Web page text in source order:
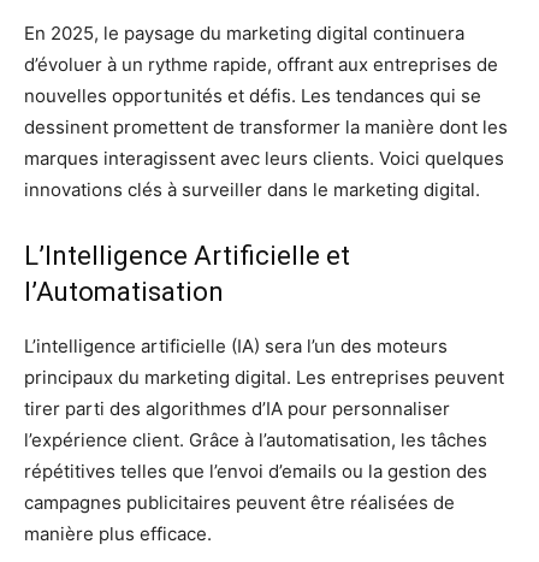
En 2025, le paysage du marketing digital continuera
d’évoluer à un rythme rapide, offrant aux entreprises de
nouvelles opportunités et défis. Les tendances qui se
dessinent promettent de transformer la manière dont les
marques interagissent avec leurs clients. Voici quelques
innovations clés à surveiller dans le marketing digital.
L’Intelligence Artificielle et
l’Automatisation
L’intelligence artificielle (IA) sera l’un des moteurs
principaux du marketing digital. Les entreprises peuvent
tirer parti des algorithmes d’IA pour personnaliser
l’expérience client. Grâce à l’automatisation, les tâches
répétitives telles que l’envoi d’emails ou la gestion des
campagnes publicitaires peuvent être réalisées de
manière plus efficace.